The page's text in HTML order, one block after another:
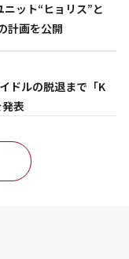
ット“ヒョリス”と
計画を公開
ドルの脱退まで「K
表